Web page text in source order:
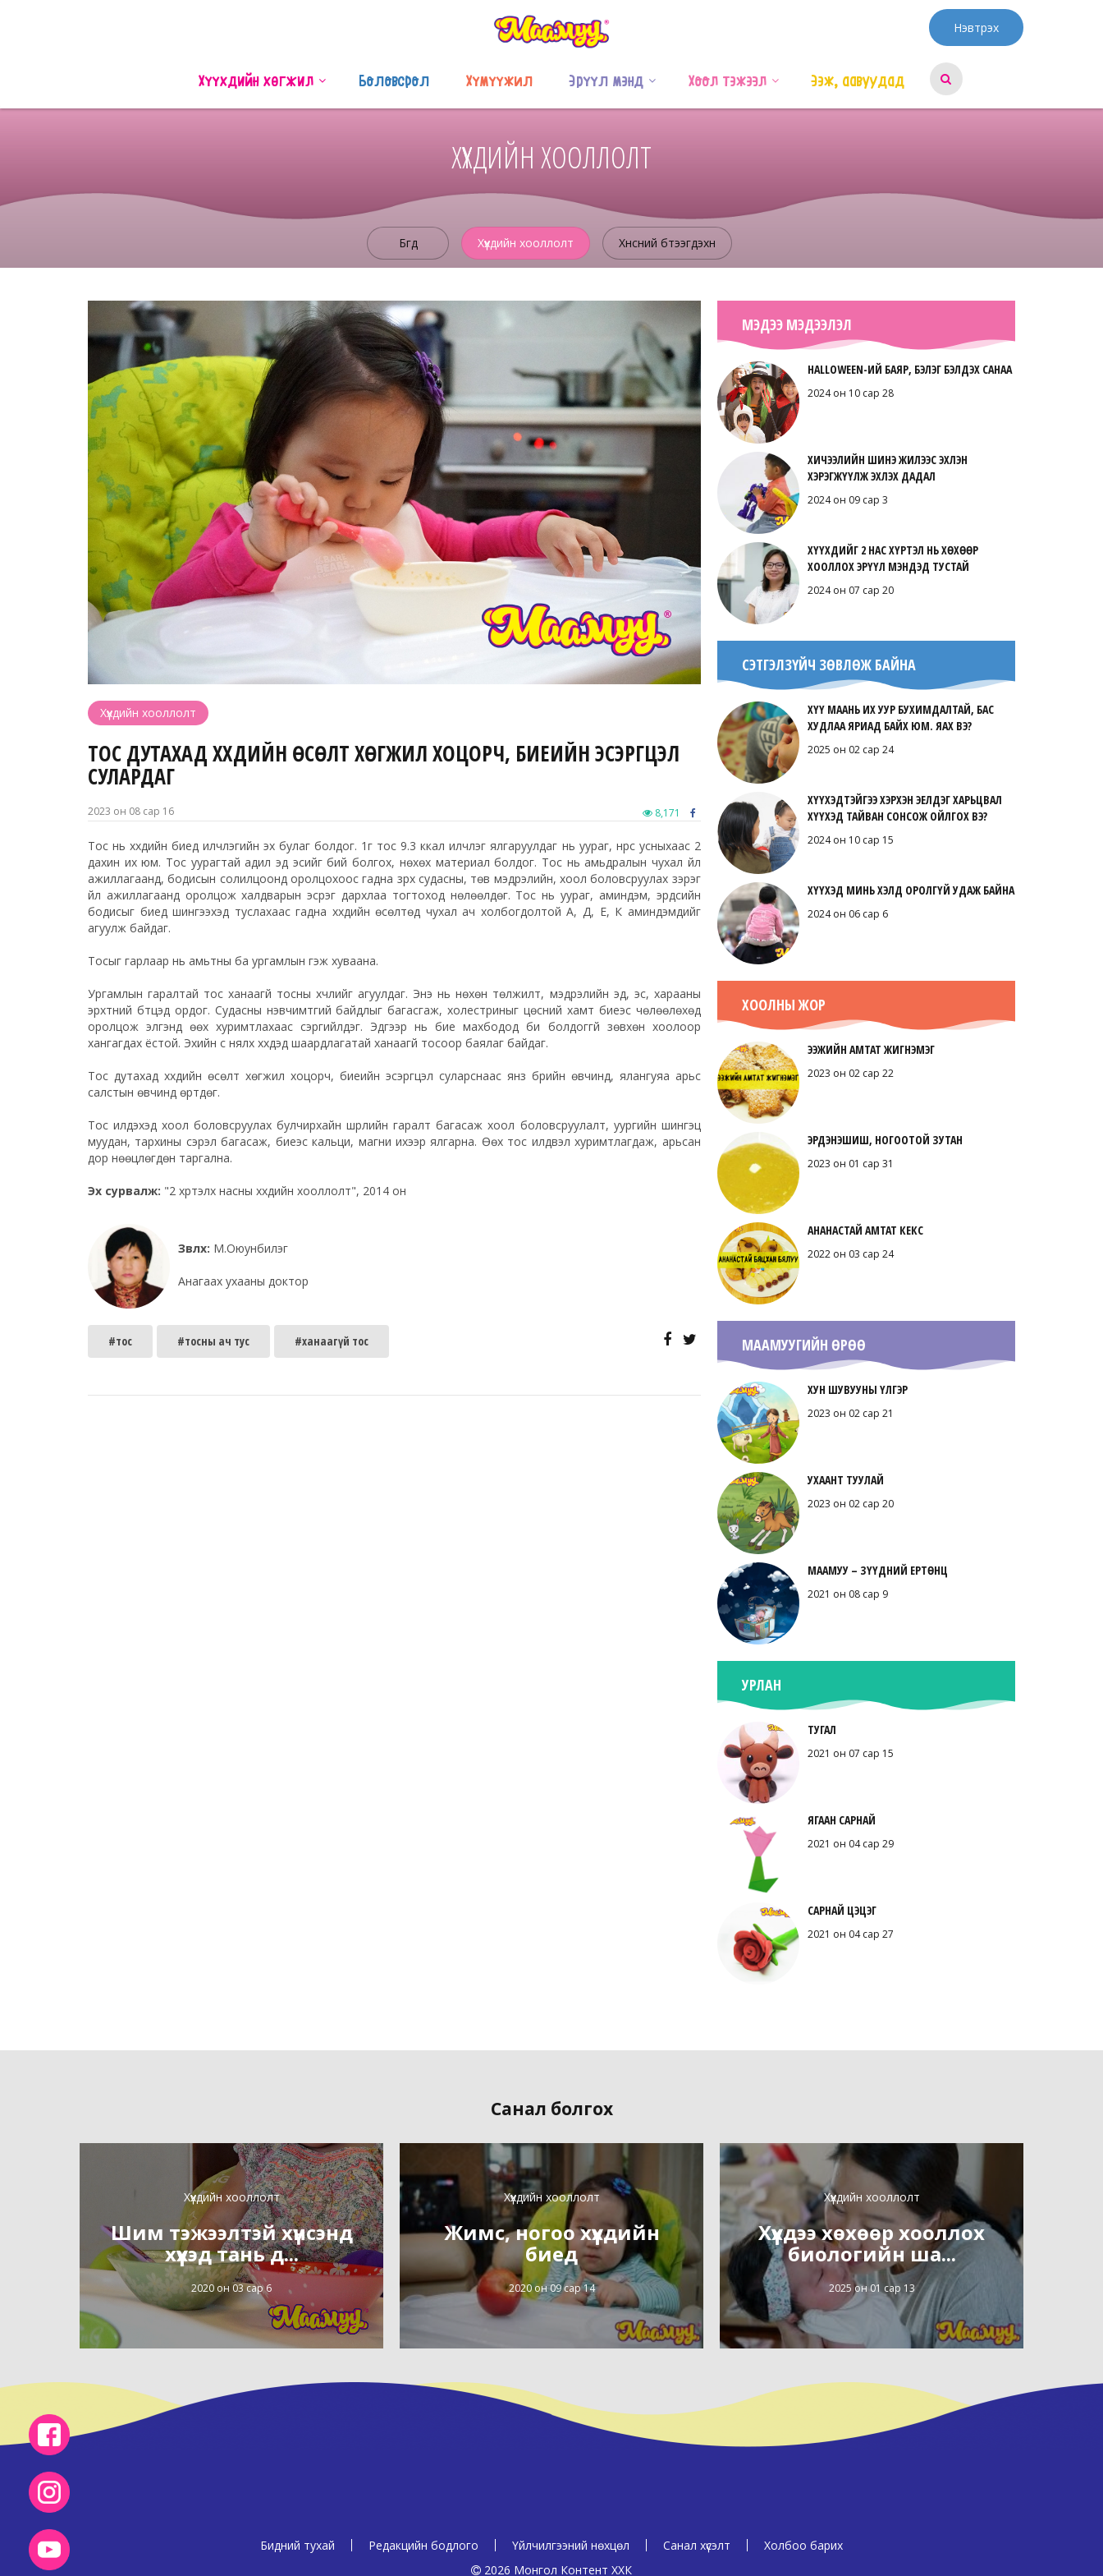
Нэвтрэх
Хүүхдийн хөгжил Боловсрол Хүмүүжил Эрүүл мэнд Хоол тэжээл Ээж, аавуудад
ХҮҮХДИЙН ХООЛЛОЛТ
Бүгд Хүүхдийн хооллолт Хүнсний бүтээгдэхүүн
Хүүхдийн хооллолт
ТОС ДУТАХАД ХҮҮХДИЙН ӨСӨЛТ ХӨГЖИЛ ХОЦОРЧ, БИЕИЙН ЭСЭРГҮҮЦЭЛ
СУЛАРДАГ
2023 он 08 сар 16 8,171
Тос нь хүүхдийн биед илчлэгийн эх булаг болдог. 1г тос 9.3 ккал илчлэг ялгаруулдаг нь уураг, нүүрс усныхаас 2
дахин их юм. Тос уурагтай адил эд эсийг бий болгох, нөхөх материал болдог. Тос нь амьдралын чухал үйл
ажиллагаанд, бодисын солилцоонд оролцохоос гадна зүрх судасны, төв мэдрэлийн, хоол боловсруулах зэрэг
үйл ажиллагаанд оролцож халдварын эсрэг дархлаа тогтоход нөлөөлдөг. Тос нь уураг, аминдэм, эрдсийн
бодисыг биед шингээхэд туслахаас гадна хүүхдийн өсөлтөд чухал ач холбогдолтой А, Д, Е, К аминдэмүүдийг
агуулж байдаг.
Тосыг гарлаар нь амьтны ба ургамлын гэж хуваана.
Ургамлын гаралтай тос ханаагүй тосны хүчлийг агуулдаг. Энэ нь нөхөн төлжилт, мэдрэлийн эд, эс, харааны
эрхтний бүтцэд ордог. Судасны нэвчимтгий байдлыг багасгаж, холестриныг цөсний хамт биеэс чөлөөлөхөд
оролцож элгэнд өөх хуримтлахаас сэргийлдэг. Эдгээр нь бие махбодод би болдоггүй зөвхөн хоолоор
хангагдах ёстой. Эхийн сүү нялх хүүхдэд шаардлагатай ханаагүй тосоор баялаг байдаг.
Тос дутахад хүүхдийн өсөлт хөгжил хоцорч, биеийн эсэргүүцэл суларснаас янз бүрийн өвчинд, ялангуяа арьс
салстын өвчинд өртдөг.
Тос илүүдэхэд хоол боловсруулах булчирхайн шүүрлийн гаралт багасаж хоол боловсруулалт, уургийн шингэц
муудан, тархины сэрэл багасаж, биеэс кальци, магни ихээр ялгарна. Өөх тос илүүдвэл хуримтлагдаж, арьсан
дор нөөцлөгдөн таргална.
Эх сурвалж: "2 хүртэлх насны хүүхдийн хооллолт", 2014 он
Зөвлөх: М.Оюунбилэг
Анагаах ухааны доктор
#тос #тосны ач тус #ханаагүй тос
МЭДЭЭ МЭДЭЭЛЭЛ
HALLOWEEN-ИЙ БАЯР, БЭЛЭГ БЭЛДЭХ САНАА
2024 он 10 сар 28
ХИЧЭЭЛИЙН ШИНЭ ЖИЛЭЭС ЭХЛЭН
ХЭРЭГЖҮҮЛЖ ЭХЛЭХ ДАДАЛ
2024 он 09 сар 3
ХҮҮХДИЙГ 2 НАС ХҮРТЭЛ НЬ ХӨХӨӨР
ХООЛЛОХ ЭРҮҮЛ МЭНДЭД ТУСТАЙ
2024 он 07 сар 20
СЭТГЭЛЗҮЙЧ ЗӨВЛӨЖ БАЙНА
ХҮҮ МААНЬ ИХ УУР БУХИМДАЛТАЙ, БАС
ХУДЛАА ЯРИАД БАЙХ ЮМ. ЯАХ ВЭ?
2025 он 02 сар 24
ХҮҮХЭДТЭЙГЭЭ ХЭРХЭН ЭЕЛДЭГ ХАРЬЦВАЛ
ХҮҮХЭД ТАЙВАН СОНСОЖ ОЙЛГОХ ВЭ?
2024 он 10 сар 15
ХҮҮХЭД МИНЬ ХЭЛД ОРОЛГҮЙ УДАЖ БАЙНА
2024 он 06 сар 6
ХООЛНЫ ЖОР
ЭЭЖИЙН АМТАТ ЖИГНЭМЭГ
2023 он 02 сар 22
ЭРДЭНЭШИШ, НОГООТОЙ ЗУТАН
2023 он 01 сар 31
АНАНАСТАЙ АМТАТ КЕКС
2022 он 03 сар 24
МААМУУГИЙН ӨРӨӨ
ХУН ШУВУУНЫ ҮЛГЭР
2023 он 02 сар 21
УХААНТ ТУУЛАЙ
2023 он 02 сар 20
МААМУУ – ЗҮҮДНИЙ ЕРТӨНЦ
2021 он 08 сар 9
УРЛАН
ТУГАЛ
2021 он 07 сар 15
ЯГААН САРНАЙ
2021 он 04 сар 29
САРНАЙ ЦЭЦЭГ
2021 он 04 сар 27
Санал болгох
Хүүхдийн хооллолт
Шим тэжээлтэй хүнсэнд
хүүхэд тань д...
2020 он 03 сар 6
Хүүхдийн хооллолт
Жимс, ногоо хүүхдийн
биед
2020 он 09 сар 14
Хүүхдийн хооллолт
Хүүхдээ хөхөөр хооллох
биологийн ша...
2025 он 01 сар 13
Бидний тухай Редакцийн бодлого Үйлчилгээний нөхцөл Санал хүсэлт
Холбоо барих
2026 Монгол Контент ХХК